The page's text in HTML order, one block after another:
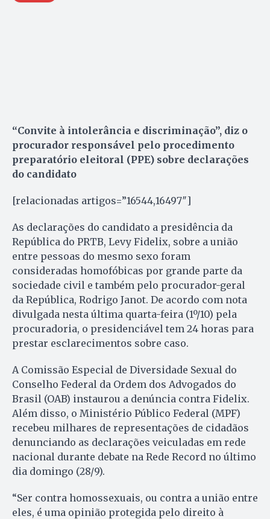
“Convite à intolerância e discriminação”, diz o
procurador responsável pelo procedimento
preparatório eleitoral (PPE) sobre declarações
do candidato
[relacionadas artigos=”16544,16497″]
As declarações do candidato a presidência da
República do PRTB, Levy Fidelix, sobre a união
entre pessoas do mesmo sexo foram
consideradas homofóbicas por grande parte da
sociedade civil e também pelo procurador-geral
da República, Rodrigo Janot. De acordo com nota
divulgada nesta última quarta-feira (1º/10) pela
procuradoria, o presidenciável tem 24 horas para
prestar esclarecimentos sobre caso.
A Comissão Especial de Diversidade Sexual do
Conselho Federal da Ordem dos Advogados do
Brasil (OAB) instaurou a denúncia contra Fidelix.
Além disso, o Ministério Público Federal (MPF)
recebeu milhares de representações de cidadãos
denunciando as declarações veiculadas em rede
nacional durante debate na Rede Record no último
dia domingo (28/9).
“Ser contra homossexuais, ou contra a união entre
eles, é uma opinião protegida pelo direito à